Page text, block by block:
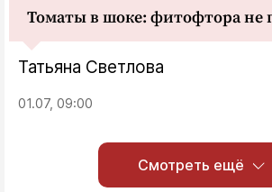
Томаты в шоке: фитофтора не
Татьяна Светлова
01.07, 09:00
Смотреть ещё